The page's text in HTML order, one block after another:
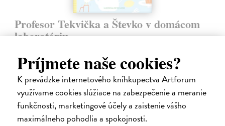
Príjmete naše cookies?
K prevádzke internetového kníhkupectva Artforum
využívame cookies slúžiace na zabezpečenie a meranie
funkčnosti, marketingové účely a zaistenie vášho
maximálneho pohodlia a spokojnosti.
Profesor Tekvička a Števko v domácom
laboratóriu
Vedeli ste, že si doma môžete vyrobiť soľné šperky, vlastné jogurty,
recyklovaný papier aj dúhu? Vyskúšajte so svojimi deťmi tridsať
jednoduchých pokusov s bežnými predmetmi a materiálmi.
Na sklade
14,20 €